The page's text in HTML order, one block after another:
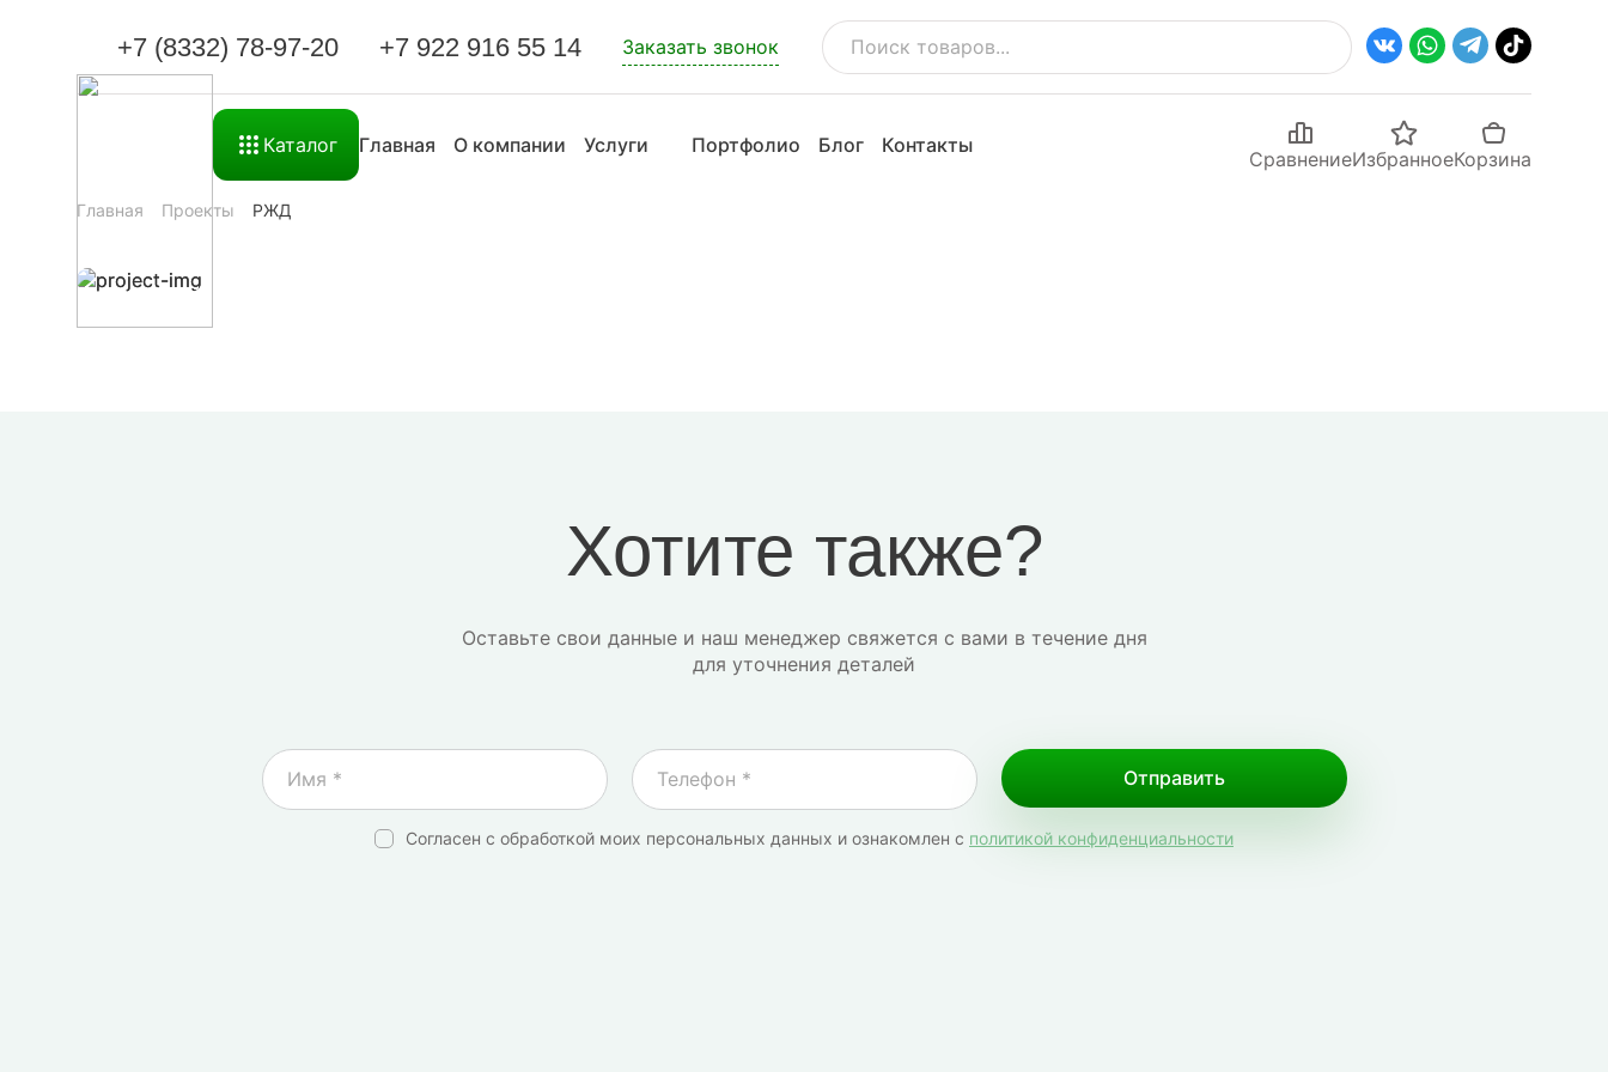
+7 (8332) 78-97-20 +7 922 916 55 14 Заказать звонок
Каталог Главная О компании Услуги Портфолио Блог Контакты
СравнениеИзбранноеКорзина
Главная Проекты РЖД
Хотите также?
Оставьте свои данные и наш менеджер свяжется с вами в течение дня
для уточнения деталей
Отправить
Согласен с обработкой моих персональных данных и ознакомлен с политикой конфиденциальности